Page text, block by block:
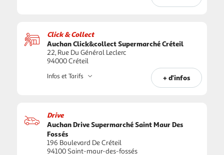
Click & Collect
Auchan Click&collect Supermarché Créteil
22, Rue Du Général Leclerc
94000 Créteil
+ d'infos
Infos et Tarifs
Drive
Auchan Drive Supermarché Saint Maur Des
Fossés
196 Boulevard De Créteil
94100 Saint-maur-des-fossés